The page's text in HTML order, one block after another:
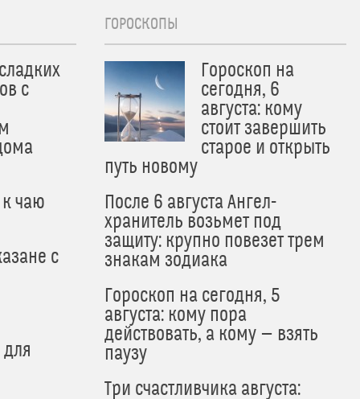
с
чаю
с
ГОРОСКОПЫ
Гороскоп на
сегодня, 6
августа: кому
стоит завершить
старое и открыть
путь новому
После 6 августа Ангел-
хранитель возьмет под
защиту: крупно повезет трем
знакам зодиака
Гороскоп на сегодня, 5
августа: кому пора
действовать, а кому — взять
паузу
Три счастливчика августа: